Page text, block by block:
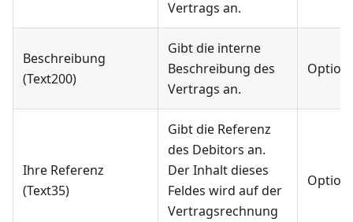
Vertrags an.
Beschreibung
(Text200)
Gibt die interne
Beschreibung des
Vertrags an.
Ihre Referenz
(Text35)
Gibt die Referenz
des Debitors an.
Der Inhalt dieses
Feldes wird auf der
Vertragsrechnung